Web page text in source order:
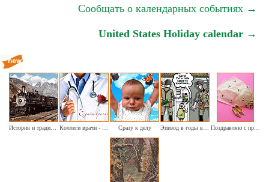
Сообщать о календарных событиях →
United States Holiday calendar →
Сразу к делу